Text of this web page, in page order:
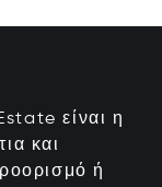
είναι η
και
ή